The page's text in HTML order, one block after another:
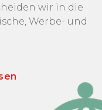
wir in die
Werbe- und